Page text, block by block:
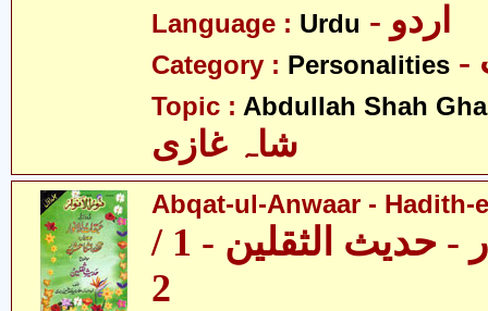
Language : Urdu - اردو
Category : Personalities
Topic : Abdullah Shah
شاہ غازی
Abqat-ul-Anwaar - Hadith-
عبقات الانوار - حدیث الثقلین - 1 /
2